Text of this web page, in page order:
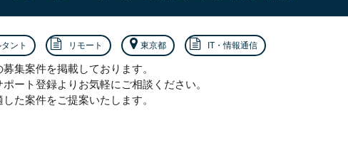
ント リモート 東京都 IT・情報通信
集案件を掲載しております。
ート登録よりお気軽にご相談ください。
た案件をご提案いたします。